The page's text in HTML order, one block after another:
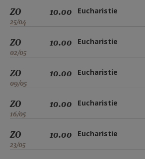
ZO
25/04
10.00 Eucharistie
ZO
02/05
10.00 Eucharistie
ZO
09/05
10.00 Eucharistie
ZO
16/05
10.00 Eucharistie
ZO
23/05
10.00 Eucharistie